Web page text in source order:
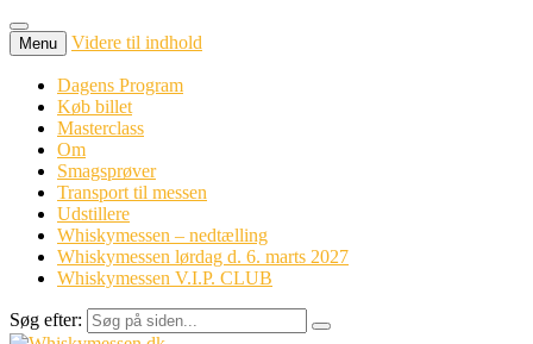
Menu Videre til indhold
Dagens Program
Køb billet
Masterclass
Om
Smagsprøver
Transport til messen
Udstillere
Whiskymessen – nedtælling
Whiskymessen lørdag d. 6. marts 2027
Whiskymessen V.I.P. CLUB
Søg efter: